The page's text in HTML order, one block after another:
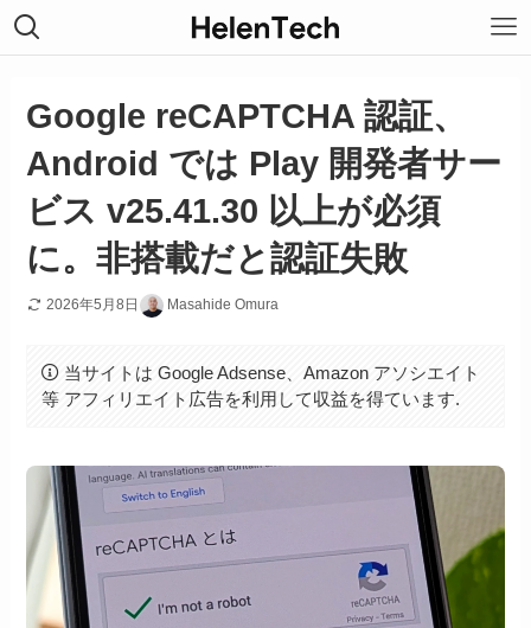
Google reCAPTCHA 認証、
Android では Play 開発者サー
ビス v25.41.30 以上が必須
に。非搭載だと認証失敗
2026年5月8日 Masahide Omura
当サイトは Google Adsense、Amazon アソシエイト
等 アフィリエイト広告を利用して収益を得ています.